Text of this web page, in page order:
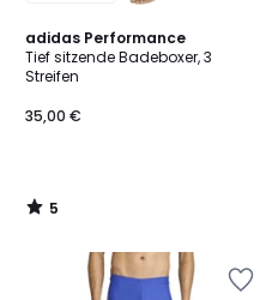
adidas Performance
Tief sitzende Badeboxer, 3
Streifen
35,00 €
5
/
5
5
/